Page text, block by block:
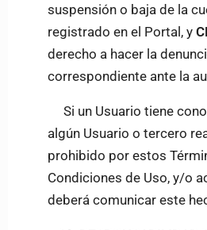
suspensión o baja de la
registrado en el Portal, y
derecho a hacer la
correspondiente ante la
Si un Usuario tiene
algún Usuario o tercero
prohibido por estos
Condiciones de Uso, y/o
deberá comunicar este